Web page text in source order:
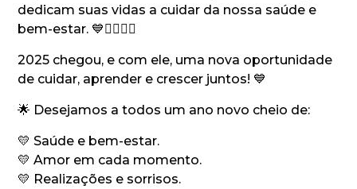
dedicam suas vidas a cuidar da nossa saúde e
bem-estar. 💙👨‍⚕️👩‍⚕️
2025 chegou, e com ele, uma nova oportunidade
de cuidar, aprender e crescer juntos! 💙
🌟 Desejamos a todos um ano novo cheio de:
💛 Saúde e bem-estar.
💛 Amor em cada momento.
💛 Realizações e sorrisos.